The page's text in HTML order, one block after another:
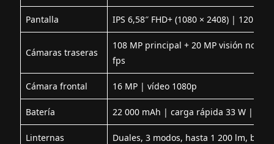
Pantalla IPS 6,58″ FHD+ (1080 × 2408) | 120
Cámaras traseras
108 MP principal + 20 MP visión
fps
Cámara frontal 16 MP | vídeo 1080p
Batería 22 000 mAh | carga rápida 33 W |
Linternas Duales, 3 modos, hasta 1 200 lm,